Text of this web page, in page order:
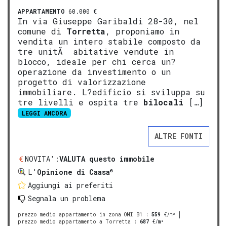
APPARTAMENTO 60.000 €
In via Giuseppe Garibaldi 28-30, nel
comune di Torretta, proponiamo in
vendita un intero stabile composto da
tre unitÃ abitative vendute in
blocco, ideale per chi cerca un?
operazione da investimento o un
progetto di valorizzazione
immobiliare. L?edificio si sviluppa su
tre livelli e ospita tre bilocali […]
LEGGI ANCORA
ALTRE FONTI
NOVITA':VALUTA questo immobile
L' Opinione di Caasa®
Aggiungi ai preferiti
Segnala un problema
prezzo medio appartamento in zona OMI B1 : 559 €/m²
prezzo medio appartamento a Torretta : 687 €/m²